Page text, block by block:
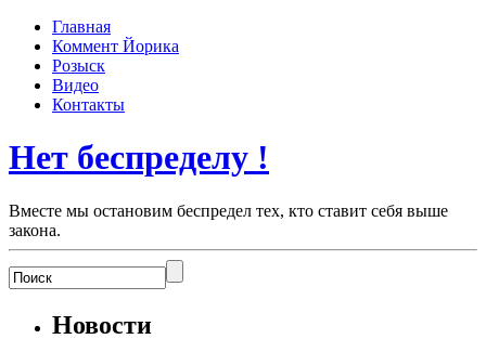
Главная
Коммент Йорика
Розыск
Видео
Контакты
Нет беспределу !
Вместе мы остановим беспредел тех, кто ставит себя выше
закона.
Новости